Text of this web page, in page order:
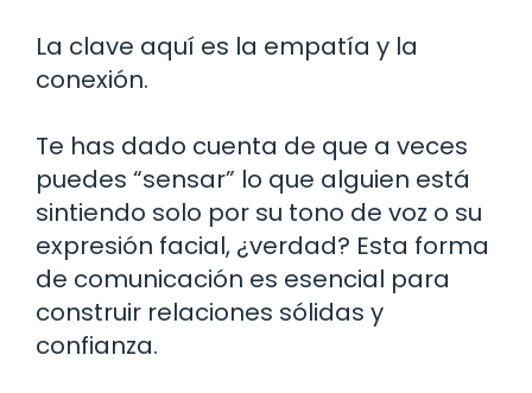
La clave aquí es la empatía y la
conexión.
Te has dado cuenta de que a veces
puedes “sensar” lo que alguien está
sintiendo solo por su tono de voz o su
expresión facial, ¿verdad? Esta forma
de comunicación es esencial para
construir relaciones sólidas y
confianza.